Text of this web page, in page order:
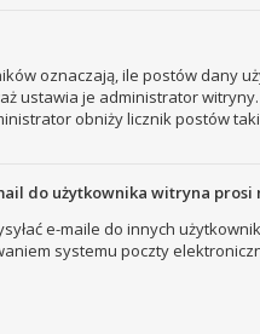
oznaczają, ile postów dany
ustawia je administrator
obniży licznik postów
do użytkownika witryna
e-maile do innych
systemu poczty